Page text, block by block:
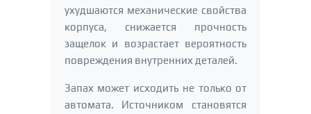
ухудшаются механические свойства
корпуса, снижается прочность
защелок и возрастает вероятность
повреждения внутренних деталей.
Запах может исходить не только от
автомата. Источником становятся